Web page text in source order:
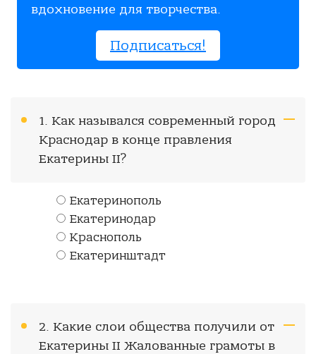
вдохновение для творчества.
Подписаться!
1. Как назывался современный город
Краснодар в конце правления
Екатерины II?
Екатеринополь
Екатеринодар
Краснополь
Екатеринштадт
2. Какие слои общества получили от
Екатерины II Жалованные грамоты в